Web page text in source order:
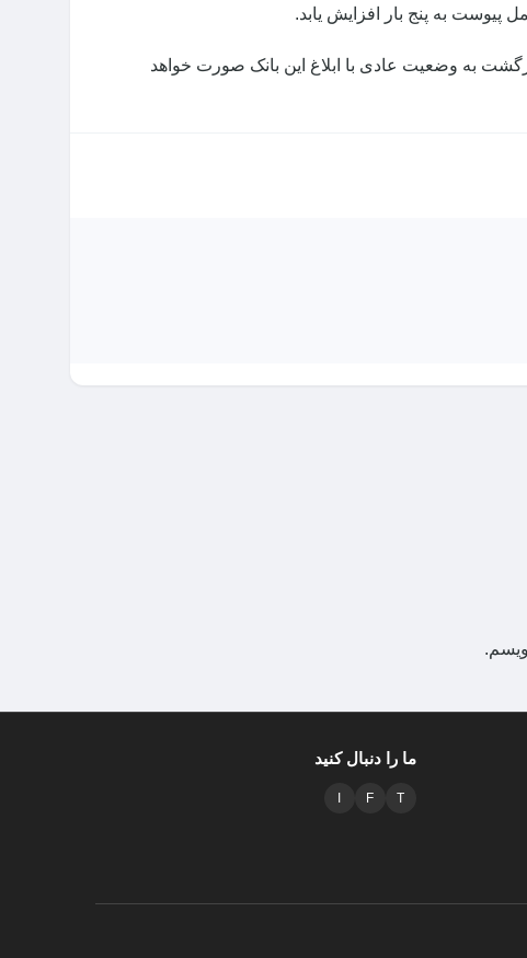
به وضعیت عادی با ابلاغ این بانک صورت خواهد
ما را دنبال کنید
T
F
I